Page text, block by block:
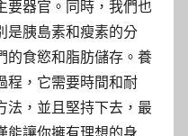
要器官。同時，我們也
是胰島素和瘦素的分
的食慾和脂肪儲存。養
程，它需要時間和耐
法，並且堅持下去，最